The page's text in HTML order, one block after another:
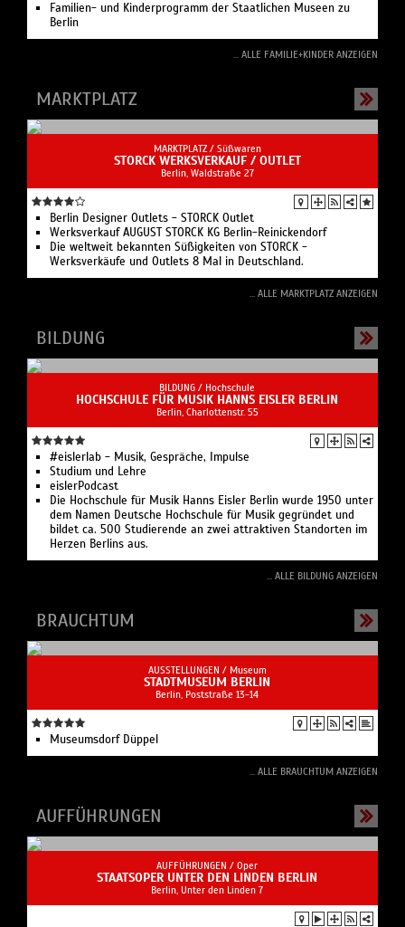
Familien- und Kinderprogramm der Staatlichen Museen zu
Berlin
... ALLE FAMILIE+KINDER ANZEIGEN
MARKTPLATZ
MARKTPLATZ / Süßwaren
STORCK WERKSVERKAUF / OUTLET
Berlin, Waldstraße 27
Berlin Designer Outlets - STORCK Outlet
Werksverkauf AUGUST STORCK KG Berlin-Reinickendorf
Die weltweit bekannten Süßigkeiten von STORCK -
Werksverkäufe und Outlets 8 Mal in Deutschland.
... ALLE MARKTPLATZ ANZEIGEN
BILDUNG
BILDUNG / Hochschule
HOCHSCHULE FÜR MUSIK HANNS EISLER BERLIN
Berlin, Charlottenstr. 55
#eislerlab - Musik, Gespräche, Impulse
Studium und Lehre
eislerPodcast
Die Hochschule für Musik Hanns Eisler Berlin wurde 1950 unter
dem Namen Deutsche Hochschule für Musik gegründet und
bildet ca. 500 Studierende an zwei attraktiven Standorten im
Herzen Berlins aus.
... ALLE BILDUNG ANZEIGEN
BRAUCHTUM
AUSSTELLUNGEN / Museum
STADTMUSEUM BERLIN
Berlin, Poststraße 13-14
Museumsdorf Düppel
... ALLE BRAUCHTUM ANZEIGEN
AUFFÜHRUNGEN
AUFFÜHRUNGEN / Oper
STAATSOPER UNTER DEN LINDEN BERLIN
Berlin, Unter den Linden 7